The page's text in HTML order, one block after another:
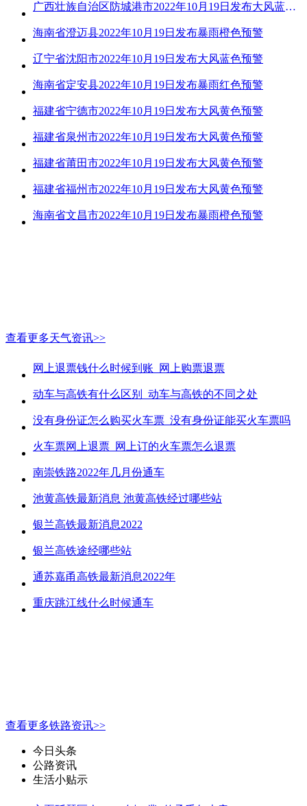
广西壮族自治区防城港市2022年10月19日发布大风蓝色预警
海南省澄迈县2022年10月19日发布暴雨橙色预警
辽宁省沈阳市2022年10月19日发布大风蓝色预警
海南省定安县2022年10月19日发布暴雨红色预警
福建省宁德市2022年10月19日发布大风黄色预警
福建省泉州市2022年10月19日发布大风黄色预警
福建省莆田市2022年10月19日发布大风黄色预警
福建省福州市2022年10月19日发布大风黄色预警
海南省文昌市2022年10月19日发布暴雨橙色预警
查看更多天气资讯>>
网上退票钱什么时候到账_网上购票退票
动车与高铁有什么区别_动车与高铁的不同之处
没有身份证怎么购买火车票_没有身份证能买火车票吗
火车票网上退票_网上订的火车票怎么退票
南崇铁路2022年几月份通车
池黄高铁最新消息 池黄高铁经过哪些站
银兰高铁最新消息2022
银兰高铁途经哪些站
通苏嘉甬高铁最新消息2022年
重庆跳江线什么时候通车
查看更多铁路资讯>>
今日头条
公路资讯
生活小贴示